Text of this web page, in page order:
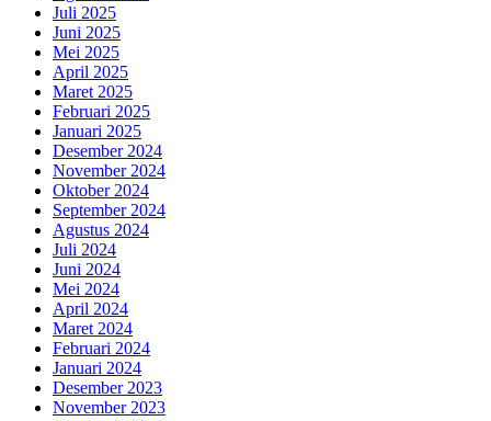
Juli 2025
Juni 2025
Mei 2025
April 2025
Maret 2025
Februari 2025
Januari 2025
Desember 2024
November 2024
Oktober 2024
September 2024
Agustus 2024
Juli 2024
Juni 2024
Mei 2024
April 2024
Maret 2024
Februari 2024
Januari 2024
Desember 2023
November 2023